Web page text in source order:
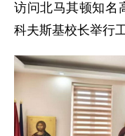
访问北马其顿知名
科夫斯基校长举行